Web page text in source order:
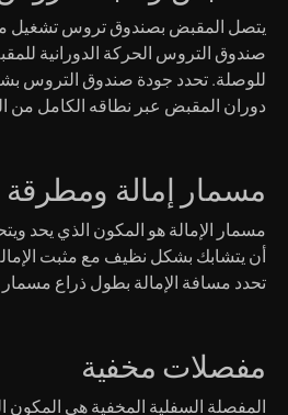
يتصل المقبض بصندوق تروس تشغيل
صندوق التروس الحركة الدورانية
للوصلة. تحدد جودة صندوق التروس
دوران المقبض عبر نطاقه الكامل من
مسمار إمالة ومطرقة
مسمار الإمالة هو المكون الذي يحد
أن يتشابك بشكل نظيف مع مثبت
تحدد مسافة الإمالة بطول ذراع مسمار
مفصلات مخفية
المفصلة السفلية المخفية هي